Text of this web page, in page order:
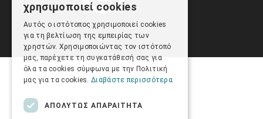
χρησιμοποιεί cookies
Αυτός ο ιστότοπος χρησιμοποιεί cookies
για τη βελτίωση της εμπειρίας των
χρηστών. Χρησιμοποιώντας τον ιστότοπό
μας, παρέχετε τη συγκατάθεσή σας για
όλα τα cookies σύμφωνα με την Πολιτική
μας για τα cookies. Διαβάστε περισσότερα
ΑΠΟΛΎΤΩΣ ΑΠΑΡΑΊΤΗΤΑ